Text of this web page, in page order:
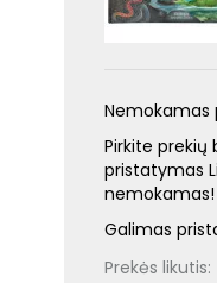
Pirkite prekių
pristatymas
nemokamas!
Galimas
Prekės likutis: